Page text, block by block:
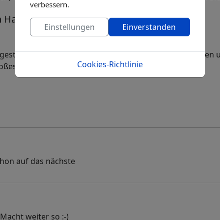
am 18.06.23 in Villingen
Abend! Vielen lieben Dank. Ihr habt toll gesungen
Kompliment an Euch alle.
auf das nächste
weiter so :-)
verbessern.
Einstellungen Einverstanden
Cookies-Richtlinie